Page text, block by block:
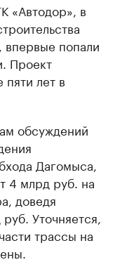
«Автодор», в
впервые попали
Проект
лет в
обсуждений
Дагомыса,
4 млрд руб. на
доведя
Уточняется,
трассы на